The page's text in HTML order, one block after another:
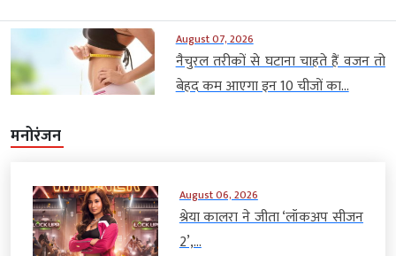
August 07, 2026
नैचुरल तरीकों से घटाना चाहते हैं वजन तो
बेहद कम आएगा इन 10 चीजों का...
मनोरंजन
August 06, 2026
श्रेया कालरा ने जीता ‘लॉकअप सीजन
2’,...